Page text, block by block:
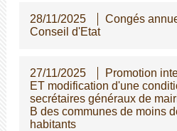
28/11/2025
Congés
Conseil d'Etat
27/11/2025
Promotion
ET modification d'une
secrétaires généraux de
B des communes de moins
habitants